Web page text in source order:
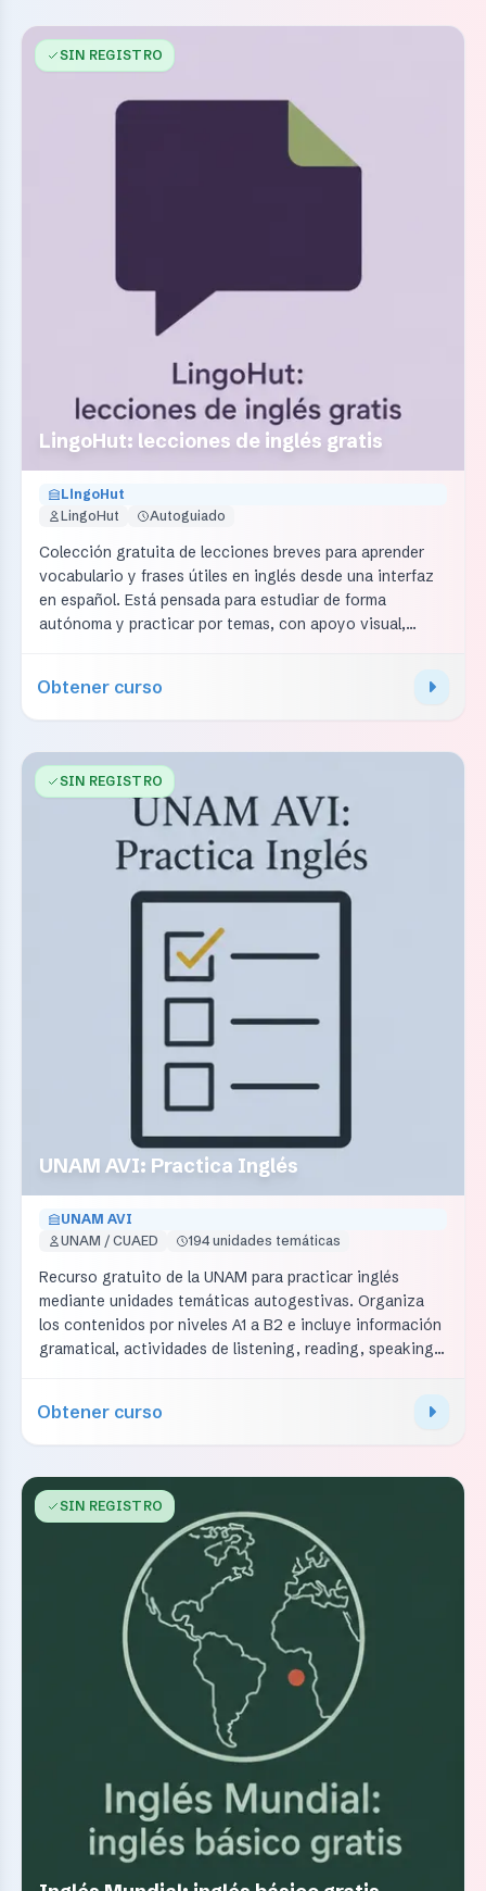
SIN REGISTRO
LingoHut: lecciones de inglés gratis
LingoHut
LingoHut
Autoguiado
Colección gratuita de lecciones breves para aprender
vocabulario y frases útiles en inglés desde una interfaz
en español. Está pensada para estudiar de forma
autónoma y practicar por temas, con apoyo visual,
cortas y directas.
Obtener curso
SIN REGISTRO
UNAM AVI: Practica Inglés
UNAM AVI
UNAM / CUAED
194 unidades temáticas
Recurso gratuito de la UNAM para practicar inglés
mediante unidades temáticas autogestivas. Organiza
los contenidos por niveles A1 a B2 e incluye información
gramatical, actividades de listening, reading, speaking y
habilidades después de aprender la base.
Obtener curso
SIN REGISTRO